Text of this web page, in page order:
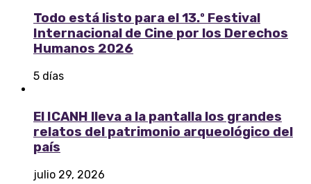
Todo está listo para el 13.º Festival
Internacional de Cine por los Derechos
Humanos 2026
5 días
El ICANH lleva a la pantalla los grandes
relatos del patrimonio arqueológico del
país
julio 29, 2026